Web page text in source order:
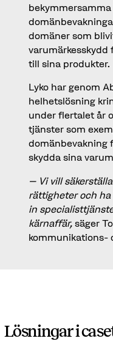
domäner som
varumärkesskydd
till sina produkter.
Lyko har genom
helhetslösning
under flertalet år
tjänster som
domänbevakning
skydda sina
– Vi vill
rättigheter och ha
in
kärnaffär, säger
kommunikations-
Lösningar i